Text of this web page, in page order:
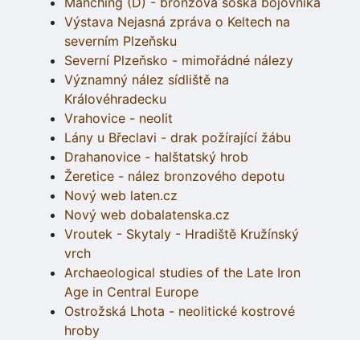
Výstava Nejasná zpráva o Keltech na
severním Plzeňsku
Severní Plzeňsko - mimořádné nálezy
Významný nález sídliště na
Královéhradecku
Vrahovice - neolit
Lány u Břeclavi - drak požírající žábu
Drahanovice - halštatský hrob
Žeretice - nález bronzového depotu
Nový web laten.cz
Nový web dobalatenska.cz
Vroutek - Skytaly - Hradiště Kružínský
vrch
Archaeological studies of the Late Iron
Age in Central Europe
Ostrožská Lhota - neolitické kostrové
hroby